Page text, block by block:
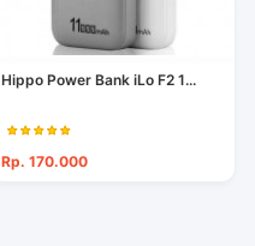
Hippo Power Bank iLo F2 1...
Rp. 170.000